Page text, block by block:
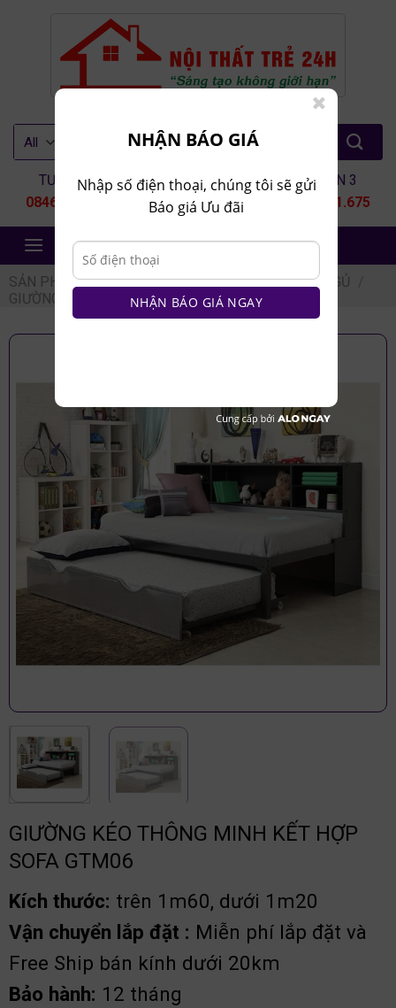
TƯ VẤN 1
0846.80.9999
TƯ VẤN 2
0935.435.286
TƯ VẤN 3
0964.651.675
NỘI THẤT TRẺ 24H
SẢN PHẨM / NỘI THẤT PHÒNG NGỦ / GIƯỜNG NGỦ
GIƯỜNG KÉO THÔNG MINH
GIƯỜNG KÉO THÔNG MINH KẾT HỢP
SOFA GTM06
Kích thước: trên 1m60, dưới 1m20
Vận chuyển lắp đặt : Miễn phí lắp đặt và
Free Ship bán kính dưới 20km
Bảo hành: 12 tháng
NHẬN BÁO GIÁ
Nhập số điện thoại, chúng tôi sẽ gửi
Báo giá Ưu đãi
NHẬN BÁO GIÁ NGAY